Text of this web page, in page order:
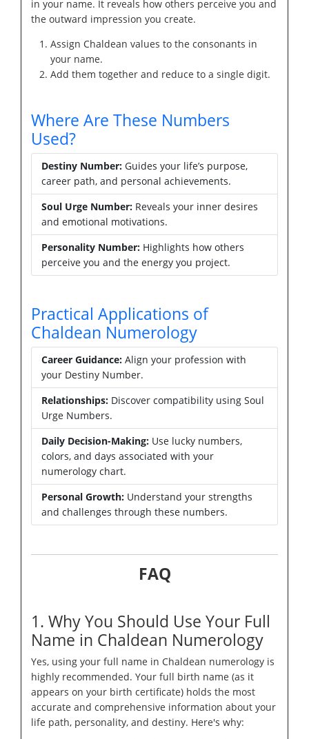
in your name. It reveals how others perceive you and
the outward impression you create.
Assign Chaldean values to the consonants in
your name.
Add them together and reduce to a single digit.
Where Are These Numbers
Used?
Destiny Number: Guides your life’s purpose,
career path, and personal achievements.
Soul Urge Number: Reveals your inner desires
and emotional motivations.
Personality Number: Highlights how others
perceive you and the energy you project.
Practical Applications of
Chaldean Numerology
Career Guidance: Align your profession with
your Destiny Number.
Relationships: Discover compatibility using Soul
Urge Numbers.
Daily Decision-Making: Use lucky numbers,
colors, and days associated with your
numerology chart.
Personal Growth: Understand your strengths
and challenges through these numbers.
FAQ
1. Why You Should Use Your Full
Name in Chaldean Numerology
Yes, using your full name in Chaldean numerology is
highly recommended. Your full birth name (as it
appears on your birth certificate) holds the most
accurate and comprehensive information about your
life path, personality, and destiny. Here's why: